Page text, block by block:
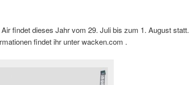
findet dieses Jahr vom 29. Juli bis zum 1. August statt.
findet ihr unter wacken.com .